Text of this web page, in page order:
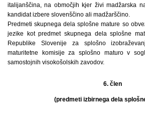
italijanščina, na območjih kjer živi madžarska
kandidat izbere slovenščino ali madžarščino.
Predmeti skupnega dela splošne mature so
jezike kot predmet skupnega dela splošne
Republike Slovenije za splošno
maturitetne komisije za splošno maturo v
samostojnih visokošolskih zavodov.
6. člen
(predmeti izbirnega dela